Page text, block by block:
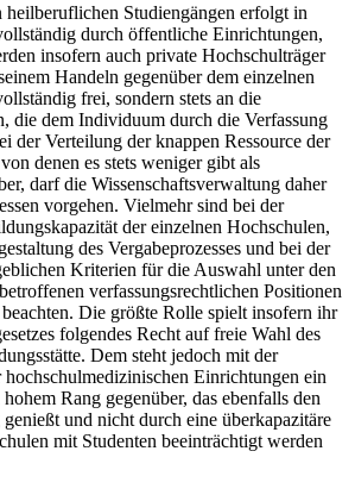
Studiengängen erfolgt in
durch öffentliche Einrichtungen,
insofern auch private Hochschulträger
Handeln gegenüber dem einzelnen
frei, sondern stets an die
die dem Individuum durch die Verfassung
der Verteilung der knappen Ressource der
denen es stets weniger gibt als
darf die Wissenschaftsverwaltung daher
vorgehen. Vielmehr sind bei der
der einzelnen Hochschulen,
des Vergabeprozesses und bei der
Kriterien für die Auswahl unter den
verfassungsrechtlichen Positionen
Die größte Rolle spielt insofern ihr
folgendes Recht auf freie Wahl des
Dem steht jedoch mit der
Einrichtungen ein
Rang gegenüber, das ebenfalls den
und nicht durch eine überkapazitäre
mit Studenten beeinträchtigt werden